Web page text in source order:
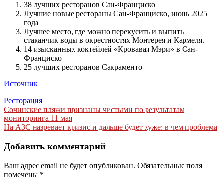
38 лучших ресторанов Сан-Франциско
Лучшие новые рестораны Сан-Франциско, июнь 2025
года
Лучшее место, где можно перекусить и выпить
стаканчик воды в окрестностях Монтерея и Кармеля.
14 изысканных коктейлей «Кровавая Мэри» в Сан-
Франциско
25 лучших ресторанов Сакраменто
Источник
Ресторация
Навигация
по
Сочинские пляжи признаны чистыми по результатам
мониторинга 11 мая
На АЗС назревает кризис и дальше будет хуже: в чем проблема
Добавить комментарий
Ваш адрес email не будет опубликован. Обязательные поля
помечены *